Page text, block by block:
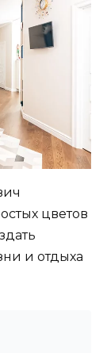
цветов
и отдыха